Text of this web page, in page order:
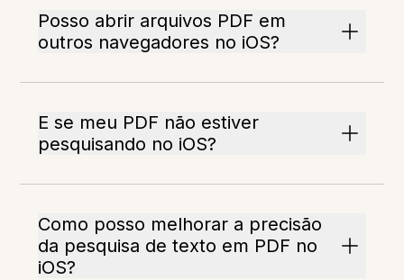
Posso abrir arquivos PDF em
outros navegadores no iOS?
E se meu PDF não estiver
pesquisando no iOS?
Como posso melhorar a precisão
da pesquisa de texto em PDF no
iOS?